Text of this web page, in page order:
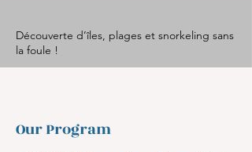
Our Program
Découverte d’îles, plages et snorkeling sans
la foule !